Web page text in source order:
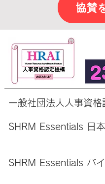
協賛
一般社団法人人事資格
SHRM Essentials 日
SHRM Essentials バ